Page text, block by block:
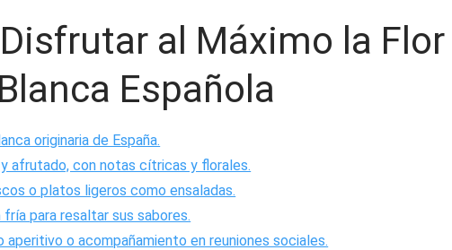
al Máximo la Flor
Española
originaria de España.
afrutado, con notas cítricas y florales.
o platos ligeros como ensaladas.
para resaltar sus sabores.
o acompañamiento en reuniones sociales.